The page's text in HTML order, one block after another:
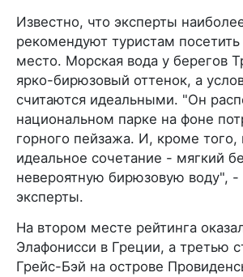
Известно, что эксперты
рекомендуют туристам
место. Морская вода у берегов
ярко-бирюзовый оттенок, а
считаются идеальными. "Он
национальном парке на фоне
горного пейзажа. И, кроме того,
идеальное сочетание - мягкий
невероятную бирюзовую воду", -
эксперты.
На втором месте рейтинга
Элафонисси в Греции, а третью
Грейс-Бэй на острове